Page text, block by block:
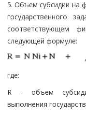
5. Объем субсидии на
государственного
соответствующем
следующей формуле:
,
где:
R - объем
выполнения